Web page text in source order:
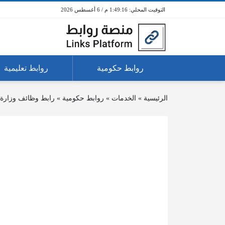
1:49:16 م / 6 أغسطس 2026
روابط حكومية روابط تعليمية
الرئيسية » الخدمات » روابط حكومية » رابط وظائف وزارة